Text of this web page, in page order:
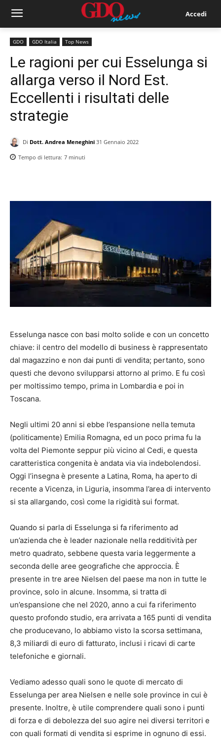
Accedi
GDO GDO Italia Top News
Le ragioni per cui Esselunga si
allarga verso il Nord Est.
Eccellenti i risultati delle
strategie
Di Dott. Andrea Meneghini 31 Gennaio 2022
Tempo di lettura: 7 minuti
Esselunga nasce con basi molto solide e con un concetto
chiave: il centro del modello di business è rappresentato
dal magazzino e non dai punti di vendita; pertanto, sono
questi che devono svilupparsi attorno al primo. E fu così
per moltissimo tempo, prima in Lombardia e poi in
Toscana.
Negli ultimi 20 anni si ebbe l’espansione nella temuta
(politicamente) Emilia Romagna, ed un poco prima fu la
volta del Piemonte seppur più vicino al Cedi, e questa
caratteristica congenita è andata via via indebolendosi.
Oggi l’insegna è presente a Latina, Roma, ha aperto di
recente a Vicenza, in Liguria, insomma l’area di intervento
si sta allargando, così come la rigidità sui format.
Quando si parla di Esselunga si fa riferimento ad
un’azienda che è leader nazionale nella redditività per
metro quadrato, sebbene questa varia leggermente a
seconda delle aree geografiche che approccia. È
presente in tre aree Nielsen del paese ma non in tutte le
province, solo in alcune. Insomma, si tratta di
un’espansione che nel 2020, anno a cui fa riferimento
questo profondo studio, era arrivata a 165 punti di vendita
che producevano, lo abbiamo visto la scorsa settimana,
8,3 miliardi di euro di fatturato, inclusi i ricavi di carte
telefoniche e giornali.
Vediamo adesso quali sono le quote di mercato di
Esselunga per area Nielsen e nelle sole province in cui è
presente. Inoltre, è utile comprendere quali sono i punti
di forza e di debolezza del suo agire nei diversi territori e
con quali formati di vendita si esprime in ognuno di essi.